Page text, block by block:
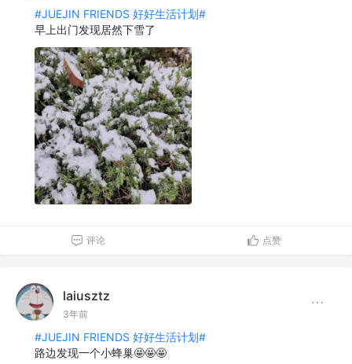
#JUEJIN FRIENDS 好好生活计划#
早上出门发现居然下雪了
评论 点赞
laiusztz
3年前
#JUEJIN FRIENDS 好好生活计划#
路边发现一个小蜂巢🤩🤩🤩